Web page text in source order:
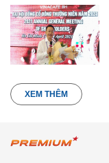
XEM THÊM